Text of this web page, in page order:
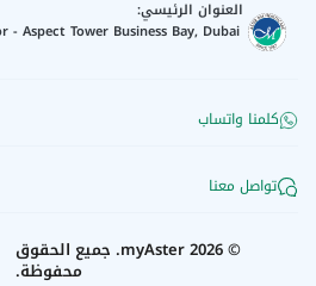
العنوان الرئيسي:
Aspect Tower Business Bay, Dubai
كلمنا واتساب
تواصل معنا
©
2026
myAster. جميع الحقوق
محفوظة.